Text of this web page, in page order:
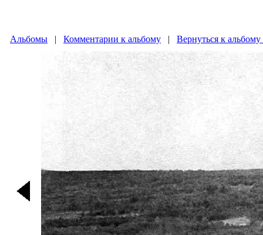
Альбомы | Комментарии к альбому | Вернуться к